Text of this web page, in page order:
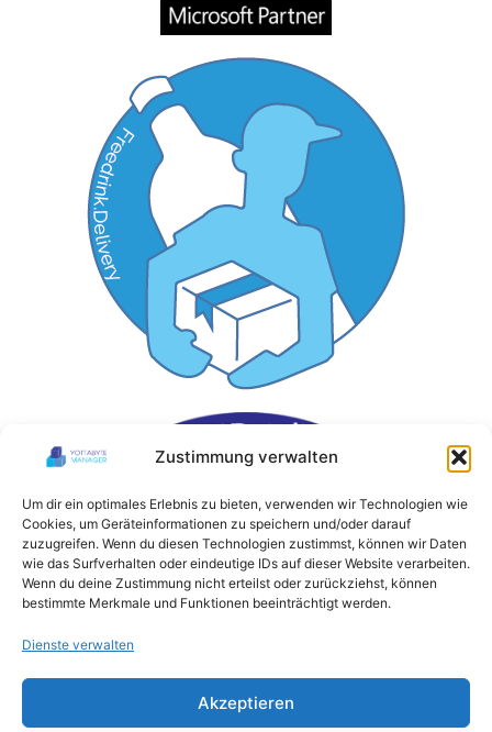
Zustimmung verwalten
Um dir ein optimales Erlebnis zu bieten, verwenden wir Technologien wie
Cookies, um Geräteinformationen zu speichern und/oder darauf
zuzugreifen. Wenn du diesen Technologien zustimmst, können wir Daten
wie das Surfverhalten oder eindeutige IDs auf dieser Website verarbeiten.
Wenn du deine Zustimmung nicht erteilst oder zurückziehst, können
bestimmte Merkmale und Funktionen beeinträchtigt werden.
Dienste verwalten
Akzeptieren